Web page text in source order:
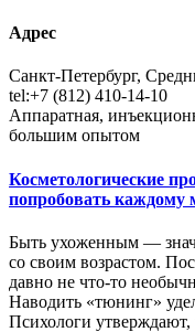
Адрес
Санкт-Петербург,
tel:+7 (812) 410-14-10
Аппаратная,
большим опытом
Косметологические
попробовать каждому
Быть ухоженным —
со своим возрастом.
давно не что-то
Наводить «тюнинг»
Психологи